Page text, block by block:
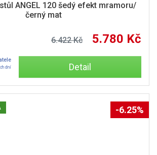
ANGEL 120 šedý efekt mramoru/
černý mat
6.422 Kč 5.780 Kč
dní Detail
-6.25%